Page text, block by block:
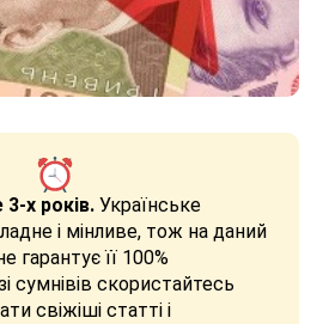
3-х років. Українське
і мінливе, тож на даний
гарантує її 100%
сумнівів скористайтесь
свіжіші статті і